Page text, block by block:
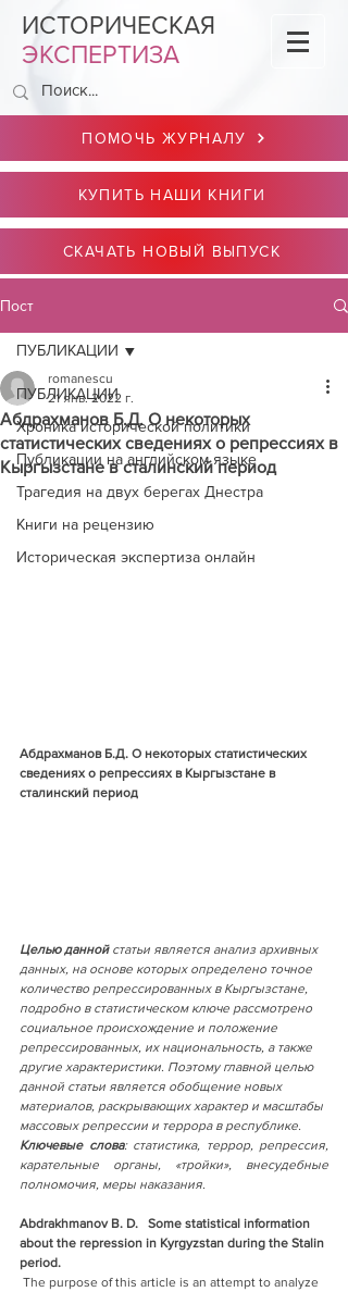
ИСТОРИЧЕСКАЯ
ЭКСПЕРТИЗА
ПОМОЧЬ ЖУРНАЛУ
КУПИТЬ НАШИ КНИГИ
СКАЧАТЬ НОВЫЙ ВЫПУСК
Пост
ПУБЛИКАЦИИ
Хроника исторической политики
Публикации на английском языке
Трагедия на двух берегах Днестра
Книги на рецензию
Историческая экспертиза онлайн
ПУБЛИКАЦИИ
Абдрахманов Б.Д. О некоторых
статистических сведениях о репрессиях в
Кыргызстане в сталинский период
romanescu
21 янв. 2022 г.
Абдрахманов Б.Д. О некоторых статистических
сведениях о репрессиях в Кыргызстане в
сталинский период
Целью данной статьи является анализ архивных
данных, на основе которых определено точное
количество репрессированных в Кыргызстане,
подробно в статистическом ключе рассмотрено
социальное происхождение и положение
репрессированных, их национальность, а также
другие характеристики. Поэтому главной целью
данной статьи является обобщение новых
материалов, раскрывающих характер и масштабы
массовых репрессии и террора в республике.
Ключевые слова: статистика, террор, репрессия,
карательные органы, «тройки», внесудебные
полномочия, меры наказания.
Abdrakhmanov B. D.   Some statistical information
about the repression in Kyrgyzstan during the Stalin
period.